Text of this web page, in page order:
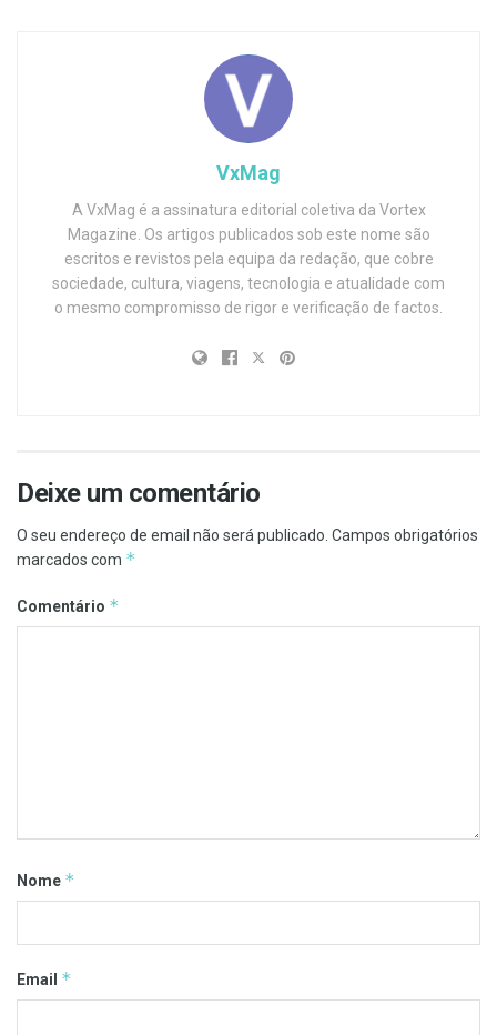
VxMag
A VxMag é a assinatura editorial coletiva da Vortex
Magazine. Os artigos publicados sob este nome são
escritos e revistos pela equipa da redação, que cobre
sociedade, cultura, viagens, tecnologia e atualidade com
o mesmo compromisso de rigor e verificação de factos.
Deixe um comentário
O seu endereço de email não será publicado. Campos obrigatórios
marcados com *
Comentário *
Nome *
Email *